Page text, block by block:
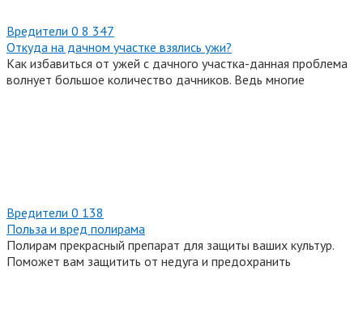
Вредители 0 8 347
Откуда на дачном участке взялись ужи?
Как избавиться от ужей с дачного участка-данная проблема
волнует большое количество дачников. Ведь многие
Вредители 0 138
Польза и вред полирама
Полирам прекрасный препарат для защиты ваших культур.
Поможет вам защитить от недуга и предохранить